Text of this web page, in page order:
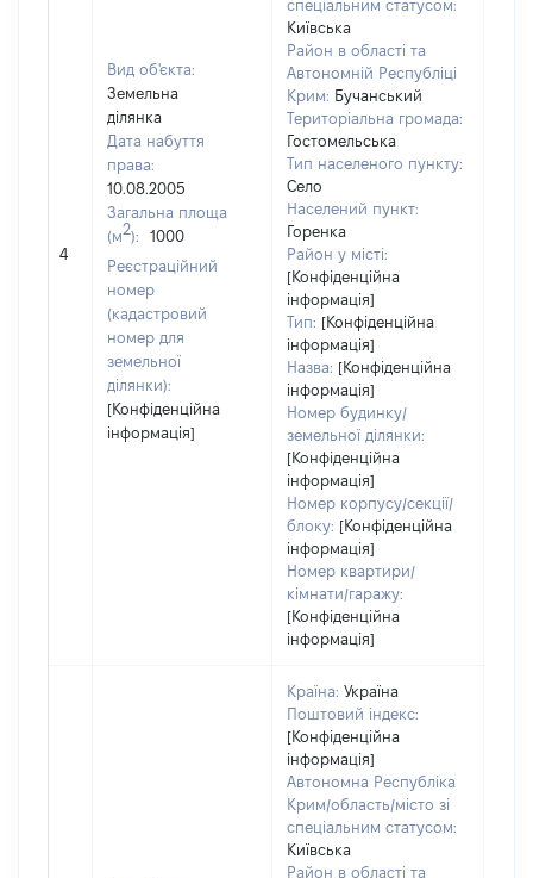
4
Вид об'єкта:
Земельна
ділянка
Дата набуття
права:
10.08.2005
Загальна площа
(м2):
1000
Реєстраційний
номер
(кадастровий
номер для
земельної
ділянки):
[Конфіденційна
інформація]
спеціальним статусом:
Київська
Район в області та
Автономній Республіці
Крим: Бучанський
Територіальна громада:
Гостомельська
Тип населеного пункту:
Село
Населений пункт:
Горенка
Район у місті:
[Конфіденційна
інформація]
Тип: [Конфіденційна
інформація]
Назва: [Конфіденційна
інформація]
Номер будинку/
земельної ділянки:
[Конфіденційна
інформація]
Номер корпусу/секції/
блоку: [Конфіденційна
інформація]
Номер квартири/
кімнати/гаражу:
[Конфіденційна
інформація]
Країна: Україна
Поштовий індекс:
[Конфіденційна
інформація]
Автономна Республіка
Крим/область/місто зі
спеціальним статусом:
Київська
Район в області та